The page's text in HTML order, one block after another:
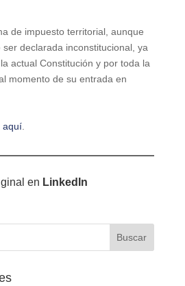
de impuesto territorial, aunque
declarada inconstitucional, ya
actual Constitución y por toda la
momento de su entrada en
aquí.
en LinkedIn